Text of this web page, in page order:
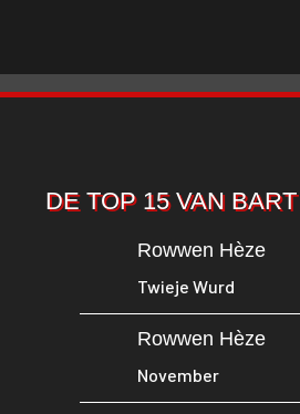
DE TOP 15 VAN BART
Rowwen Hèze
Twieje Wurd
Rowwen Hèze
November